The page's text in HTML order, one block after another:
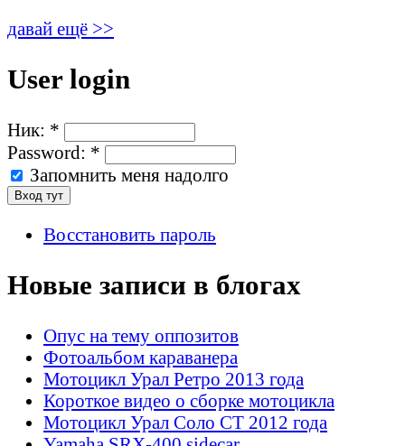
давай ещё >>
User login
Ник: *
Password: *
Запомнить меня надолго
Восстановить пароль
Новые записи в блогах
Опус на тему оппозитов
Фотоальбом караванера
Мотоцикл Урал Ретро 2013 года
Короткое видео о сборке мотоцикла
Мотоцикл Урал Соло СТ 2012 года